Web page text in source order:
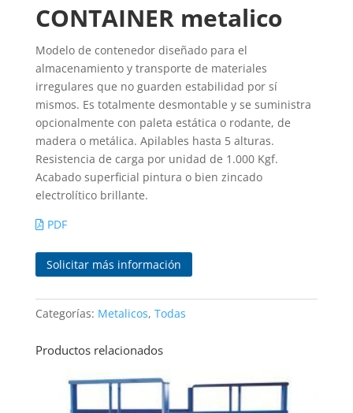
CONTAINER metalico
Modelo de contenedor diseñado para el
almacenamiento y transporte de materiales
irregulares que no guarden estabilidad por sí
mismos. Es totalmente desmontable y se suministra
opcionalmente con paleta estática o rodante, de
madera o metálica. Apilables hasta 5 alturas.
Resistencia de carga por unidad de 1.000 Kgf.
Acabado superficial pintura o bien zincado
electrolítico brillante.
PDF
Categorías: Metalicos, Todas
Productos relacionados